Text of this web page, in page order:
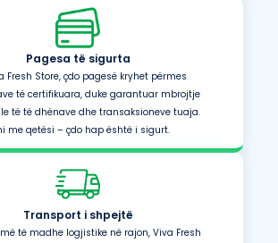
Pagesa të sigurta
Fresh Store, çdo pagesë kryhet përmes
të certifikuara, duke garantuar mbrojtje
të të dhënave dhe transaksioneve tuaja.
me qetësi – çdo hap është i sigurt.
Transport i shpejtë
të madhe logjistike në rajon, Viva Fresh